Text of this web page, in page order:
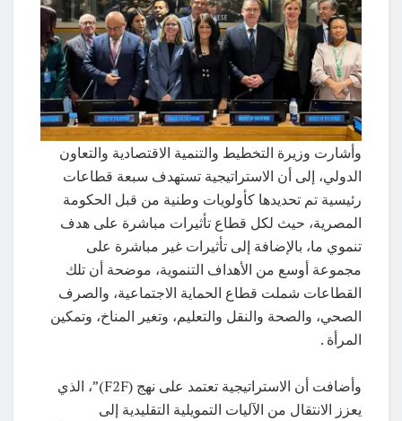
وأشارت وزيرة التخطيط والتنمية الاقتصادية والتعاون
الدولي، إلى أن الاستراتيجية تستهدف سبعة قطاعات
رئيسية تم تحديدها كأولويات وطنية من قبل الحكومة
المصرية، حيث لكل قطاع تأثيرات مباشرة على هدف
تنموي ما، بالإضافة إلى تأثيرات غير مباشرة على
مجموعة أوسع من الأهداف التنموية، موضحة أن تلك
القطاعات شملت قطاع الحماية الاجتماعية، والصرف
الصحي، والصحة والنقل والتعليم، وتغير المناخ، وتمكين
المرأة .
وأضافت أن الاستراتيجية تعتمد على نهج (F2F)”، الذي
يعزز الانتقال من الآليات التمويلية التقليدية إلى